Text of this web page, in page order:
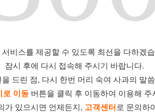
서비스를 제공할 수 있도록 최선을 다하겠
잠시 후에 다시 접속해 주시기 바랍니다.
드린 점, 다시 한번 머리 숙여 사과의 말
로 이동 버튼을 클릭 후 이동하여 이용해 주
가 있으시면 언제든지, 고객센터 로 문의하